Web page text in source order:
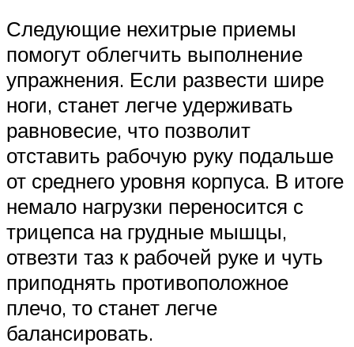
Следующие нехитрые приемы
помогут облегчить выполнение
упражнения. Если развести шире
ноги, станет легче удерживать
равновесие, что позволит
отставить рабочую руку подальше
от среднего уровня корпуса. В итоге
немало нагрузки переносится с
трицепса на грудные мышцы,
отвезти таз к рабочей руке и чуть
приподнять противоположное
плечо, то станет легче
балансировать.